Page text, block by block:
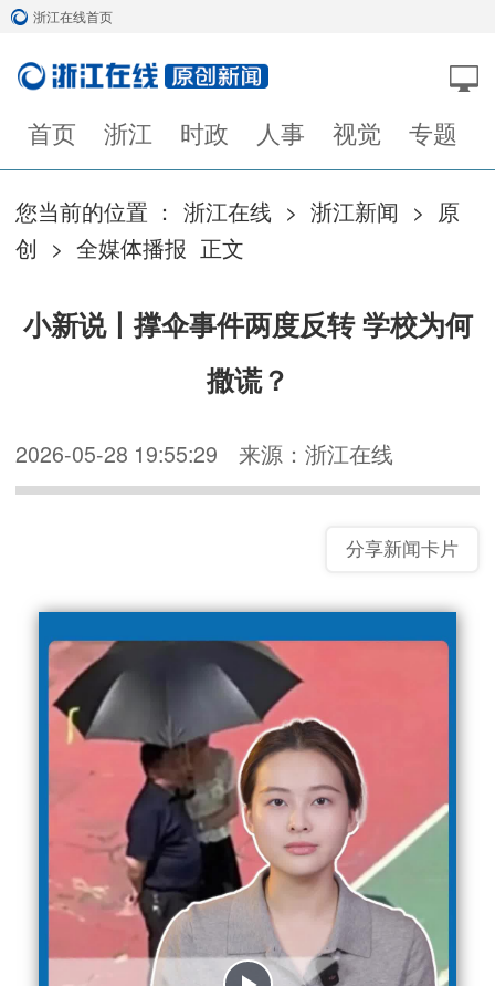
浙江在线首页
首页 浙江 时政 人事 视觉 专题
您当前的位置 ： 浙江在线 > 浙江新闻 > 原
创 > 全媒体播报 正文
小新说丨撑伞事件两度反转 学校为何
撒谎？
2026-05-28 19:55:29 来源：浙江在线
分享新闻卡片